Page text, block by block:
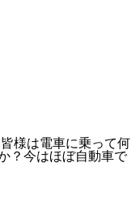
様は電車に乗って何
？今はほぼ自動車で